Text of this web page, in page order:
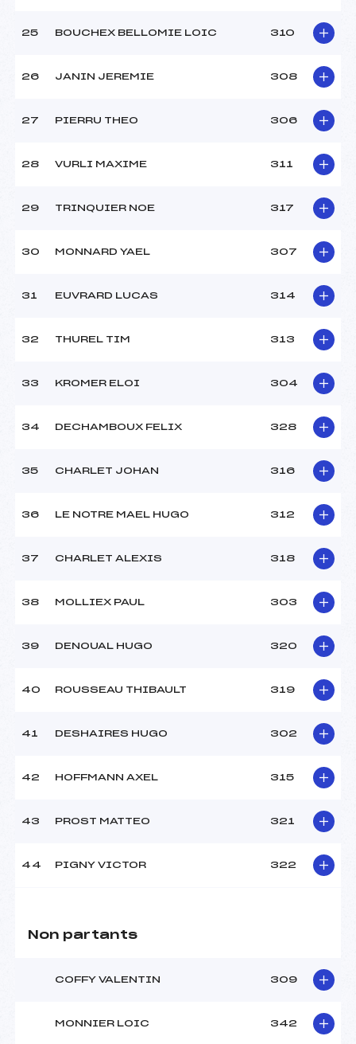
25 BOUCHEX BELLOMIE LOIC 310
26 JANIN JEREMIE 308
27 PIERRU THEO 306
28 VURLI MAXIME 311
29 TRINQUIER NOE 317
30 MONNARD YAEL 307
31 EUVRARD LUCAS 314
32 THUREL TIM 313
33 KROMER ELOI 304
34 DECHAMBOUX FELIX 328
35 CHARLET JOHAN 316
36 LE NOTRE MAEL HUGO 312
37 CHARLET ALEXIS 318
38 MOLLIEX PAUL 303
39 DENOUAL HUGO 320
40 ROUSSEAU THIBAULT 319
41 DESHAIRES HUGO 302
42 HOFFMANN AXEL 315
43 PROST MATTEO 321
44 PIGNY VICTOR 322
Non partants
COFFY VALENTIN 309
MONNIER LOIC 342